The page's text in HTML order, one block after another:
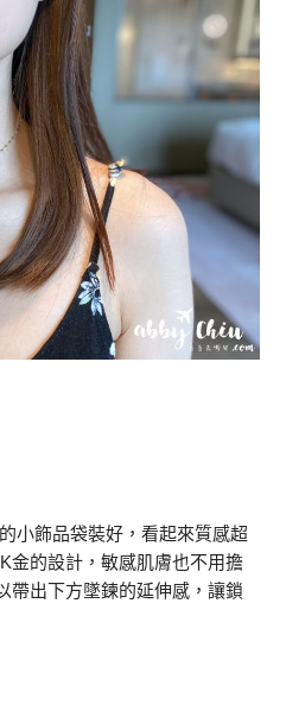
小飾品袋裝好，看起來質感超
金的設計，敏感肌膚也不用擔
帶出下方墜鍊的延伸感，讓鎖